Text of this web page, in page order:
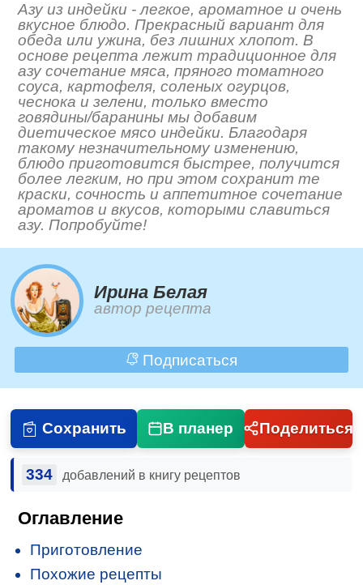
Азу из индейки - легкое, ароматное и очень
вкусное блюдо. Прекрасный вариант для
обеда или ужина, без лишних хлопот. В
основе рецепта лежит традиционное для
азу сочетание мяса, пряного томатного
соуса, картофеля, соленых огурцов,
чеснока и зелени, только вместо
говядины/баранины мы добавим
диетическое мясо индейки. Благодаря
такому незначительному изменению,
блюдо приготовится быстрее, получится
более легким, но при этом сохранит те
краски, сочность и аппетитное сочетание
ароматов и вкусов, которыми славиться
азу. Попробуйте!
Ирина Белая
автор рецепта
Подписаться
Сохранить В планер Поделиться
334 добавлений в книгу рецептов
Оглавление
Приготовление
Похожие рецепты